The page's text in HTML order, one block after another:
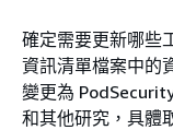
確定需要更新哪些
資訊清單檔案中的
變更為
和其他研究，具體